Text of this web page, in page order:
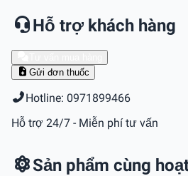
Hỗ trợ khách hàng
Gửi đơn thuốc
Hotline: 0971899466
Hỗ trợ 24/7 - Miễn phí tư vấn
Sản phẩm cùng